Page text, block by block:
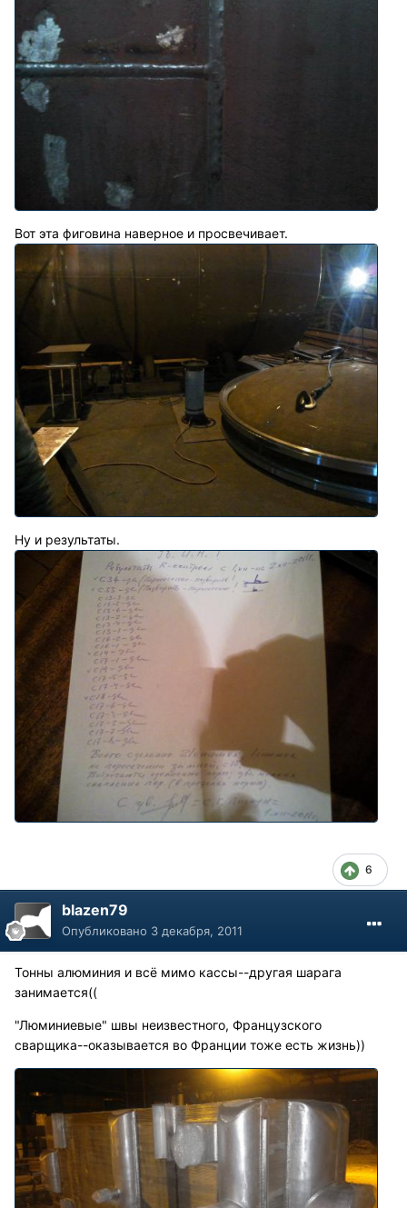
Вот эта фиговина наверное и просвечивает.
Ну и результаты.
6
blazen79
Опубликовано 3 декабря, 2011
Тонны алюминия и всё мимо кассы--другая шарага
занимается((
"Люминиевые" швы неизвестного, Французского
сварщика--оказывается во Франции тоже есть жизнь))